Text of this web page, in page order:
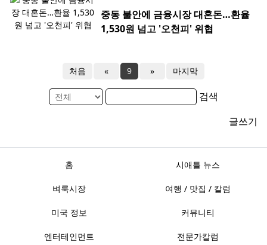
중동 불안에 금융시장 대혼돈…환율
1,530원 넘고 '오천피' 위협
처음 « 9 » 마지막
검색
글쓰기
홈 시애틀 뉴스
벼룩시장 여행 / 맛집 / 칼럼
미국 정보 커뮤니티
엔터테인먼트 전문가칼럼